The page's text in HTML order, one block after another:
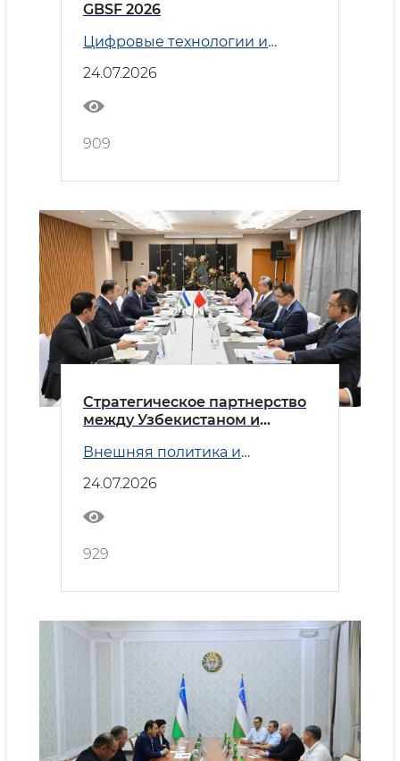
GBSF 2026
Цифровые технологии и
24.07.2026
909
Стратегическое партнерство
между Узбекистаном и
Внешняя политика и
24.07.2026
929